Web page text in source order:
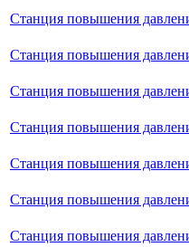
Станция повышения
Станция повышения
Станция повышения
Станция повышения
Станция повышения
Станция повышения
Станция повышения